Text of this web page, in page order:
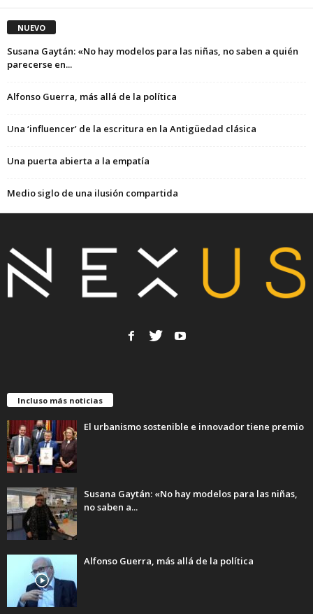
NUEVO
Susana Gaytán: «No hay modelos para las niñas, no saben a quién
parecerse en...
Alfonso Guerra, más allá de la política
Una ‘influencer’ de la escritura en la Antigüedad clásica
Una puerta abierta a la empatía
Medio siglo de una ilusión compartida
Incluso más noticias
El urbanismo sostenible e innovador tiene premio
Susana Gaytán: «No hay modelos para las niñas,
no saben a...
Alfonso Guerra, más allá de la política